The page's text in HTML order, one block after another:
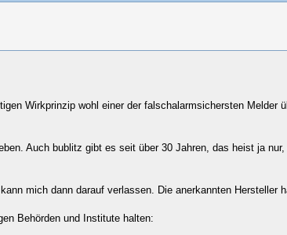
Wirkprinzip wohl einer der falschalarmsichersten
Auch bublitz gibt es seit über 30 Jahren, das heist ja
mich dann darauf verlassen. Die anerkannten Hersteller
Behörden und Institute halten: